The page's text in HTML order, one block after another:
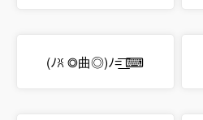
(ﾉꐦ ◎曲◎)ﾉ=͟͟͞͞ ⌨